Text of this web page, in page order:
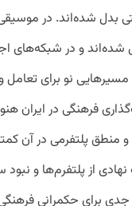
بدل شده‌اند. در
شده‌اند و در شبکه‌های
نو برای تعامل و
فرهنگی در ایران
پلتفرمی در آن
از پلتفرم‌ها و نبود
برای حکمرانی